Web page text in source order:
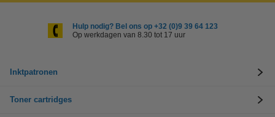
Hulp nodig? Bel ons op +32 (0)9 39 64 123
Op werkdagen van 8.30 tot 17 uur
Inktpatronen
Toner cartridges